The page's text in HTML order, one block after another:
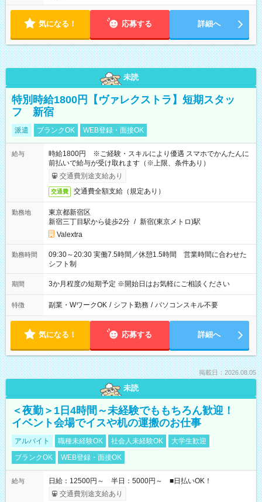
気になる！ 応募する 詳細へ
未読
特別時給1800円【ヴァレクストラ】短期スタッ
フ 新宿
派遣 ブランクOK WEB登録・面接OK
給与
時給1800円 ※ご経験・スキルにより優遇 スマホでかんたんに
前払いで給与が受け取れます（※上限、条件あり）
交通費別途支給あり
交通費 交通費全額支給（規定あり）
勤務地
東京都新宿区
新宿三丁目駅から徒歩2分 / 新宿(東京メトロ)駅
Valextra
勤務時間
09:30～20:30 実働7.5時間／休憩1.5時間 営業時間に合わせた
シフト制
期間 3か月程度の短期予定 ※開始日はお気軽にご相談ください
特徴 副業・WワークOK / シフト勤務 / パソコンスキル不要
気になる！ 応募する 詳細へ
掲載日：2026.08.05
未読
＜夜勤＞1日4時間～未経験でももちろん歓迎！
イベント会場でイスや机の運搬のお仕事
アルバイト 職種未経験OK 社会人未経験OK
大学生歓迎
ブランクOK
WEB登録・面接OK
給与
日給：12500円～ 半日：5000円～ ■日払いOK！
交通費別途支給あり